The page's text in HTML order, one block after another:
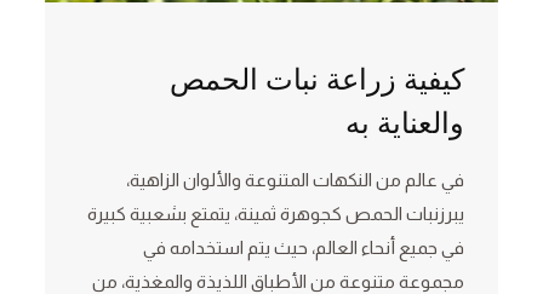
كيفية زراعة نبات الحمص
والعناية به
في عالم من النكهات المتنوعة والألوان الزاهية،
يبرزنبات الحمص كجوهرة ثمينة، يتمتع بشعبية كبيرة
في جميع أنحاء العالم، حيث يتم استخدامه في
مجموعة متنوعة من الأطباق اللذيذة والمغذية، من